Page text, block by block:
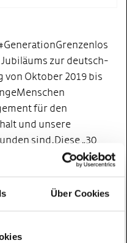
Über Cookies
zur deutsch-
Oktober 2019 bis
Menschen
für den
und unsere
sind. Diese „30
andere
Deutschland